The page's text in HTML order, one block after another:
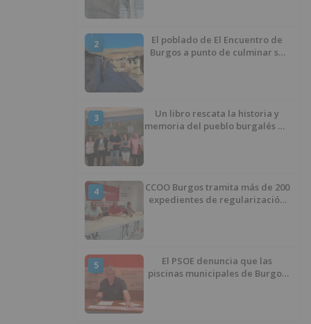
2
El poblado de El Encuentro de
Burgos a punto de culminar su
3
Un libro rescata la historia y
memoria del pueblo burgalés de
4
CCOO Burgos tramita más de 200
expedientes de regularización
5
El PSOE denuncia que las
piscinas municipales de Burgos